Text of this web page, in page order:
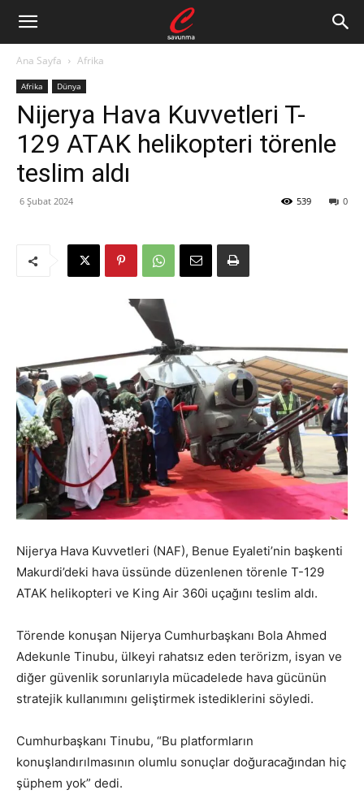
Ana Sayfa Afrika
Afrika Dünya
Nijerya Hava Kuvvetleri T-
129 ATAK helikopteri törenle
teslim aldı
6 Şubat 2024 0
539
Nijerya Hava Kuvvetleri (NAF), Benue Eyaleti’nin başkenti
Makurdi’deki hava üssünde düzenlenen törenle T-129
ATAK helikopteri ve King Air 360i uçağını teslim aldı.
Törende konuşan Nijerya Cumhurbaşkanı Bola Ahmed
Adekunle Tinubu, ülkeyi rahatsız eden terörizm, isyan ve
diğer güvenlik sorunlarıyla mücadelede hava gücünün
stratejik kullanımını geliştirmek istediklerini söyledi.
Cumhurbaşkanı Tinubu, “Bu platformların
konuşlandırılmasının olumlu sonuçlar doğuracağından hiç
şüphem yok” dedi.